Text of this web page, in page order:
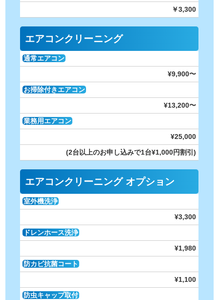
￥3,300
エアコンクリーニング
通常エアコン
¥9,900〜
お掃除付きエアコン
¥13,200〜
業務用エアコン
¥25,000
(2台以上のお申し込みで1台¥1,000円割引)
エアコンクリーニング オプション
室外機洗浄
¥3,300
ドレンホース洗浄
¥1,980
防カビ抗菌コート
¥1,100
防虫キャップ取付